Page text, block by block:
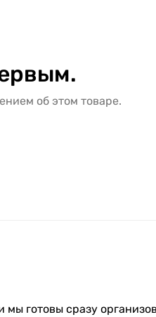
об этом товаре.
готовы сразу